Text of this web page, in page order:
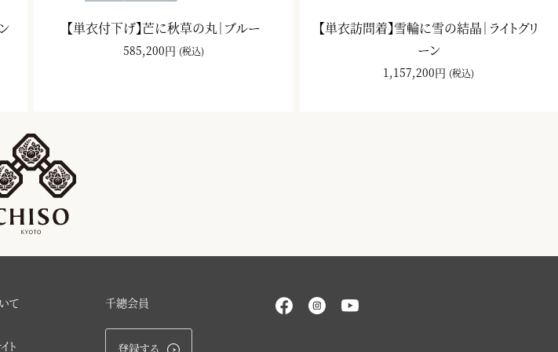
【単衣付下げ】芒に秋草の丸｜ブルー
585,200円 (税込)
【単衣訪問着】雪輪に雪の結晶｜ライトグリ
ーン
1,157,200円 (税込)
て
ト
千總会員
登録する